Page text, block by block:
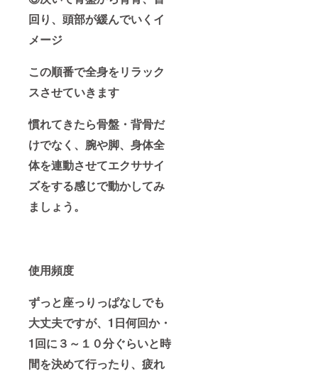
回り、頭部が緩んでいくイ
メージ
この順番で全身をリラック
スさせていきます
慣れてきたら骨盤・背骨だ
けでなく、腕や脚、身体全
体を連動させてエクササイ
ズをする感じで動かしてみ
ましょう。
使用頻度
ずっと座っりっぱなしでも
大丈夫ですが、1日何回か・
1回に３～１０分ぐらいと時
間を決めて行ったり、疲れ